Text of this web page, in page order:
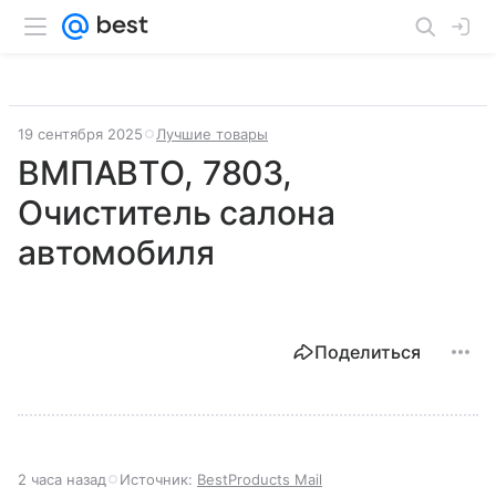
19 сентября 2025 Лучшие товары
ВМПАВТО, 7803,
Очиститель салона
автомобиля
Поделиться
2 часа назад Источник: BestProducts Mail